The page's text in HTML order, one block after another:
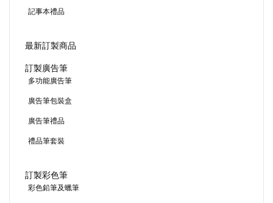
記事本禮品
最新訂製商品
訂製廣告筆
多功能廣告筆
廣告筆包裝盒
廣告筆禮品
禮品筆套裝
訂製彩色筆
彩色鉛筆及蠟筆